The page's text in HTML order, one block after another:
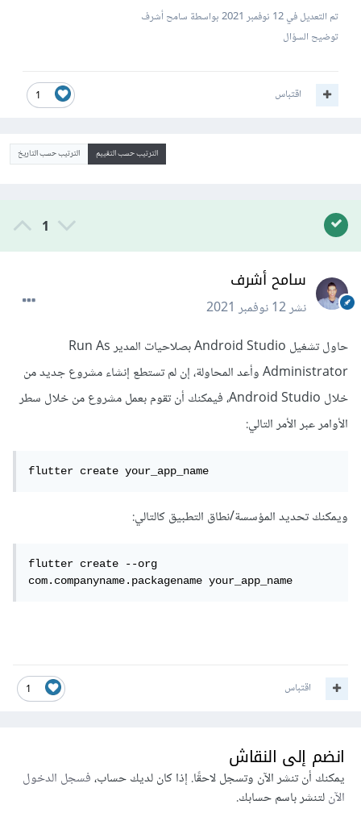
تم التعديل في12 نوفمبر 2021
بواسطة سامح أشرف
توضيح السؤال
1 اقتباس
الترتيب حسب التقييم الترتيب حسب التاريخ
1
سامح أشرف
نشر12 نوفمبر 2021
حاول تشغيل Android Studio بصلاحيات المدير Run As
Administrator وأعد المحاولة، إن لم تستطع إنشاء مشروع جديد من
خلال Android Studio، فيمكنك أن تقوم بعمل مشروع من خلال سطر
الأوامر عبر الأمر التالي:
flutter create your_app_name
ويمكنك تحديد المؤسسة/نطاق التطبيق كالتالي:
flutter create --org
com.companyname.packagename your_app_name
1 اقتباس
انضم إلى النقاش
يمكنك أن تنشر الآن وتسجل لاحقًا. إذا كان لديك حساب،فسجل الدخول
الآنلتنشر باسم حسابك.